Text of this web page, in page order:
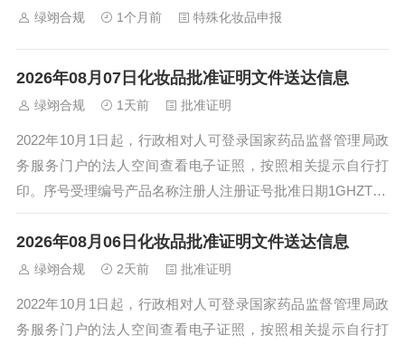
绿翊合规 1个月前 特殊化妆品申报
2026年08月07日化妆品批准证明文件送达信息
绿翊合规 1天前 批准证明
2022年10月1日起，行政相对人可登录国家药品监督管理局政
务服务门户的法人空间查看电子证照，按照相关提示自行打
印。序号受理编号产品名称注册人注册证号批准日期1GHZTX2
601623采之汲玉肌白润面...
2026年08月06日化妆品批准证明文件送达信息
绿翊合规 2天前 批准证明
2022年10月1日起，行政相对人可登录国家药品监督管理局政
务服务门户的法人空间查看电子证照，按照相关提示自行打